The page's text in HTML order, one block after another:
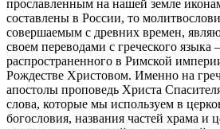
прославленным на нашей земле
составлены в России, то
совершаемым с древних времен,
своем переводами с греческого языка
распространенного в Римской
Рождестве Христовом. Именно на
апостолы проповедь Христа
слова, которые мы используем в
богословия, названия частей храма и